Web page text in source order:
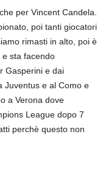
per Vincent Candela.
poi tanti giocatori
rimasti in alto, poi è
sta facendo
Gasperini e dai
Juventus e al Como e
a Verona dove
League dopo 7
perchè questo non